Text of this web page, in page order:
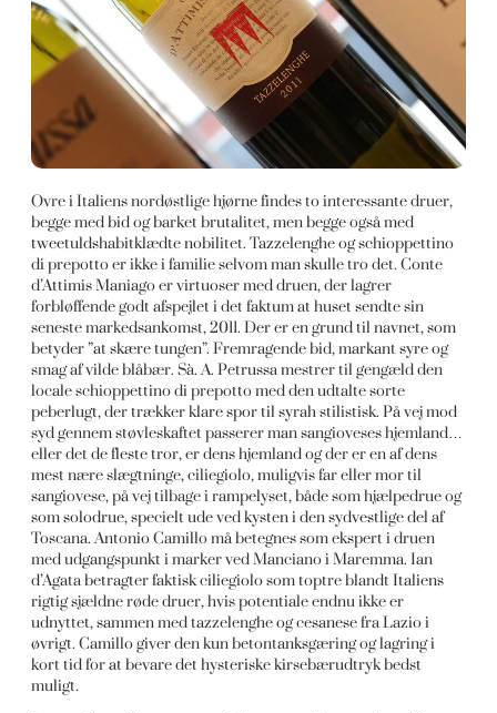
Ovre i Italiens nordøstlige hjørne findes to interessante druer,
begge med bid og barket brutalitet, men begge også med
tweetuldshabitklædte nobilitet. Tazzelenghe og schioppettino
di prepotto er ikke i familie selvom man skulle tro det. Conte
d’Attimis Maniago er virtuoser med druen, der lagrer
forbløffende godt afspejlet i det faktum at huset sendte sin
seneste markedsankomst, 2011. Der er en grund til navnet, som
betyder ”at skære tungen”. Fremragende bid, markant syre og
smag af vilde blåbær. Sà. A. Petrussa mestrer til gengæld den
locale schioppettino di prepotto med den udtalte sorte
peberlugt, der trækker klare spor til syrah stilistisk. På vej mod
syd gennem støvleskaftet passerer man sangioveses hjemland…
eller det de fleste tror, er dens hjemland og der er en af dens
mest nære slægtninge, ciliegiolo, muligvis far eller mor til
sangiovese, på vej tilbage i rampelyset, både som hjælpedrue og
som solodrue, specielt ude ved kysten i den sydvestlige del af
Toscana. Antonio Camillo må betegnes som ekspert i druen
med udgangspunkt i marker ved Manciano i Maremma. Ian
d’Agata betragter faktisk ciliegiolo som toptre blandt Italiens
rigtig sjældne røde druer, hvis potentiale endnu ikke er
udnyttet, sammen med tazzelenghe og cesanese fra Lazio i
øvrigt. Camillo giver den kun betontanksgæring og lagring i
kort tid for at bevare det hysteriske kirsebærudtryk bedst
muligt.